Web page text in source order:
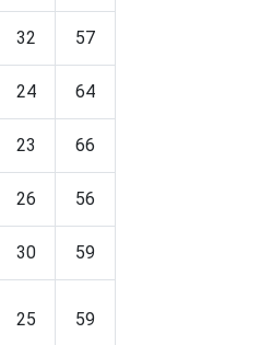
32 57
24 64
23 66
26 56
30 59
25 59